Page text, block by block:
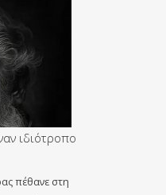
ιδιότροπο
πέθανε στη